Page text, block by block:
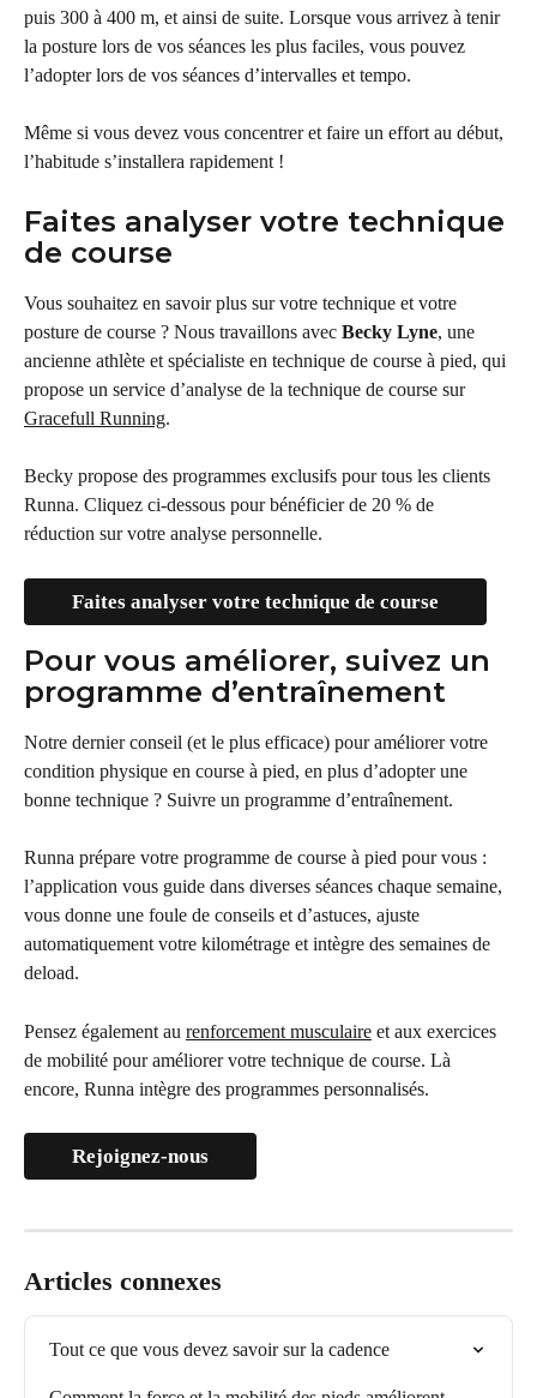
puis 300 à 400 m, et ainsi de suite. Lorsque vous arrivez à tenir
la posture lors de vos séances les plus faciles, vous pouvez
l’adopter lors de vos séances d’intervalles et tempo.
Même si vous devez vous concentrer et faire un effort au début,
l’habitude s’installera rapidement !
Faites analyser votre technique
de course
Vous souhaitez en savoir plus sur votre technique et votre
posture de course ? Nous travaillons avec Becky Lyne, une
ancienne athlète et spécialiste en technique de course à pied, qui
propose un service d’analyse de la technique de course sur
Gracefull Running.
Becky propose des programmes exclusifs pour tous les clients
Runna. Cliquez ci-dessous pour bénéficier de 20 % de
réduction sur votre analyse personnelle.
Faites analyser votre technique de course
Pour vous améliorer, suivez un
programme d’entraînement
Notre dernier conseil (et le plus efficace) pour améliorer votre
condition physique en course à pied, en plus d’adopter une
bonne technique ? Suivre un programme d’entraînement.
Runna prépare votre programme de course à pied pour vous :
l’application vous guide dans diverses séances chaque semaine,
vous donne une foule de conseils et d’astuces, ajuste
automatiquement votre kilométrage et intègre des semaines de
deload.
Pensez également au renforcement musculaire et aux exercices
de mobilité pour améliorer votre technique de course. Là
encore, Runna intègre des programmes personnalisés.
Rejoignez-nous
Articles connexes
Tout ce que vous devez savoir sur la cadence